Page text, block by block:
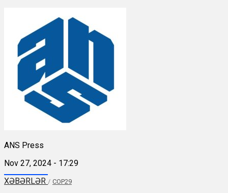
ANS Press
Nov 27, 2024 - 17:29
XƏBƏRLƏR / COP29